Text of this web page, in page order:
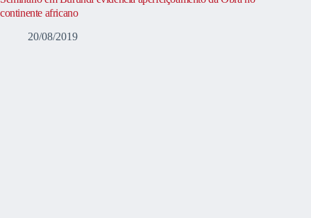
continente africano
20/08/2019